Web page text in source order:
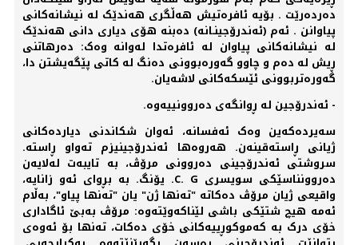
دەردەرێت . بۆیە ئافرەتیش هەڵگری هەندێک لە نیشانەکانی
پیاوانن . ئەم (ئەندرۆجینـانە) دەبنە هۆی دیاری دانی هەندێک
لە نیشانەکانی پیاوان لە ئافرەتدا لەوانە وەک: دەرهاتنی
ڕیش لە دەم و چاوو گەورەبوونی دەنگ لە کاتی پێگەیشتن دا،
گەورەتربوونی ئێسکەکانی لاشەیان.
- ئەندرۆجین لە ڕوانگەی دەروونییەوە.
سەیردەکەین وەک ئەفسانە، ئەوان شکاندنی دیاردەکانی
ژیانی ڕاستەقینەن. هەروەها ئەندرۆجینیزم تەواو ڕاستە.
سروشتی ئەندرۆجینی دەروونی مرۆڤ، بە تایبەت لەلایەن
دەروونناسێکی سویسری C. G. یۆنگ. بە بڕوای ئەو زانایە،
واقیعی ژیان مرۆڤ دەکاتە "تەنها ژن" یان "تەنها پیاو"، بەڵام
ئەمە هیچ شتێکی باشی لێناکەوێتەوە: مرۆڤ بەبێ ئاگاداری
خۆی درک بە کەموکوڕییەکانی خۆی دەکات، تەنها بۆ ئەوەی